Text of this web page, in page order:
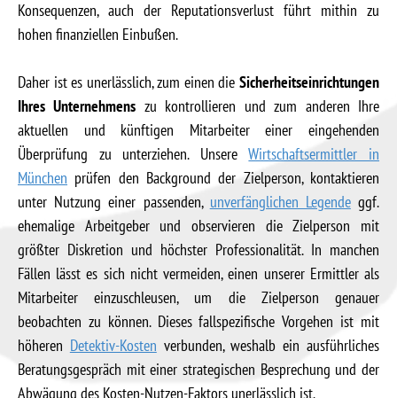
Konsequenzen, auch der Reputationsverlust führt mithin zu
hohen finanziellen Einbußen.
Daher ist es unerlässlich, zum einen die Sicherheitseinrichtungen
Ihres Unternehmens zu kontrollieren und zum anderen Ihre
aktuellen und künftigen Mitarbeiter einer eingehenden
Überprüfung zu unterziehen. UnsereWirtschaftsermittler in
München prüfen den Background der Zielperson, kontaktieren
unter Nutzung einer passenden, unverfänglichen Legendeggf.
ehemalige Arbeitgeber und observieren die Zielperson mit
größter Diskretion und höchster Professionalität. In manchen
Fällen lässt es sich nicht vermeiden, einen unserer Ermittler als
Mitarbeiter einzuschleusen, um die Zielperson genauer
beobachten zu können. Dieses fallspezifische Vorgehen ist mit
höheren Detektiv-Kosten verbunden, weshalb ein ausführliches
Beratungsgespräch mit einer strategischen Besprechung und der
Abwägung des Kosten-Nutzen-Faktors unerlässlich ist.